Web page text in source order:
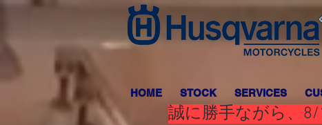
HOME STOCK SERVICES
誠に勝手ながら、